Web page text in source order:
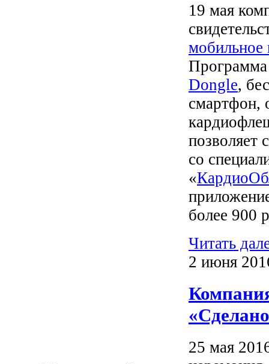
19 мая
Программа
Dongle,
смартфон,
позволяет
со
«
более 900
Читать
2 июня
25 мая